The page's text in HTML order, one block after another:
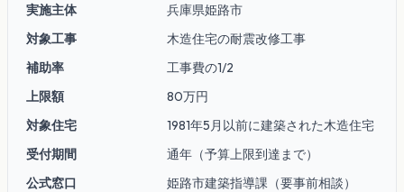
実施主体
兵庫県姫路市
対象工事
木造住宅の耐震改修工事
補助率
工事費の1/2
上限額
80万円
対象住宅
1981年5月以前に建築された木造住宅
受付期間
通年（予算上限到達まで）
公式窓口
姫路市建築指導課（要事前相談）